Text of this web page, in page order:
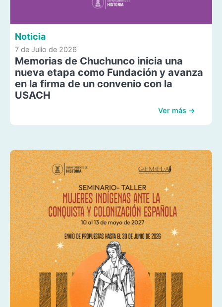
Noticia
7 de Julio de 2026
Memorias de Chuchunco inicia una
nueva etapa como Fundación y avanza
en la firma de un convenio con la
USACH
Ver más →